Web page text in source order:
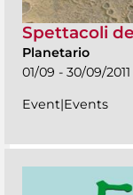
Spettacoli
Planetario
01/09 - 30/09/2011
Event|Events